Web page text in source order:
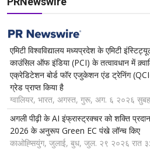
एमिटी विश्वविद्यालय मध्यप्रदेश के एमिटी
काउंसिल ऑफ इंडिया (PCI) के तत्वावधान में
एक्रेडिटेशन बोर्ड फॉर एजुकेशन एंड ट्रेनिंग
ग्रेड प्राप्त किया है
ग्वालियर, भारत, अगस्त, गुरू, अग. ६ २०२६
अगली पीढ़ी के AI इंफ्रास्ट्रक्चर को शक्ति
2026 के अनुरूप Green EC पंखे लॉन्च किए
काओह्सियुंग, जुलाई, बुध, जुल. २९ २०२६ रात